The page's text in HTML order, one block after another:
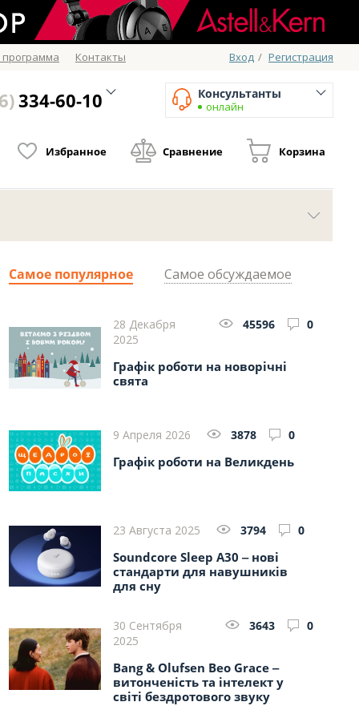
программа Контакты Вход / Регистрация
334-60-10 Консультанты
онлайн
Избранное Сравнение Корзина
Самое популярное Самое обсуждаемое
28 Декабря
2025
45596 0
Графік роботи на новорічні
свята
9 Апреля 2026 3878 0
Графік роботи на Великдень
23 Августа 2025 3794 0
Soundcore Sleep A30 ‒ нові
стандарти для навушників
для сну
30 Сентября
2025
3643 0
Bang & Olufsen Beo Grace ‒
витонченість та інтелект у
світі бездротового звуку